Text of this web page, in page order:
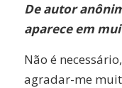
De autor
aparece em
Não é
agradar-me